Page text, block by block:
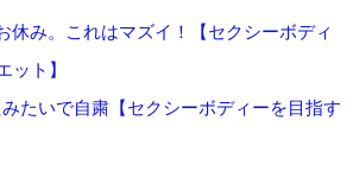
休み。これはマズイ！【セクシーボディ
ット】
たいで自粛【セクシーボディーを目指す